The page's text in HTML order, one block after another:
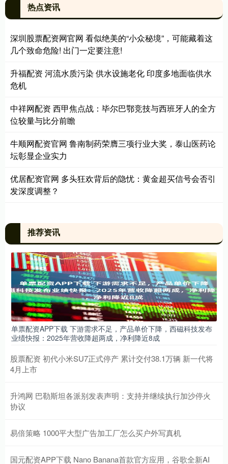
热点资讯
深圳股票配资网官网 看似绝美的“小众秘境”，可能藏着这
几个致命危险! 出门一定要注意!
升福配资 河流水质污染 供水设施老化 印度多地面临供水
危机
中祥网配资 西甲焦点战：毕尔巴鄂竞技与西班牙人的全方
位较量与比分前瞻
牛顺网配资官网 鲁南制药荣膺三项行业大奖，泰山医药论
坛彰显企业实力
优居配资官网 多头狂欢背后的隐忧：黄金超买信号会否引
发深度调整？
推荐资讯
单票配资APP下载 下游需求不足，产品单价下降，西磁科技发布
业绩快报：2025年营收降超两成，净利降近8成
股票配资 初代小米SU7正式停产 累计交付38.1万辆 新一代将
4月上市
升鸿网 巴勒斯坦各派别发表声明：支持并继续执行加沙停火
协议
易倍策略 1000平大型广告加工厂怎么买户外写真机
国元配资APP下载 Nano Banana首款官方应用，谷歌全新AI